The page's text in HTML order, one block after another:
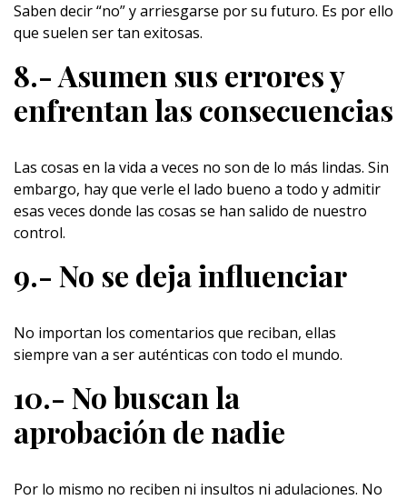
Saben decir “no” y arriesgarse por su futuro. Es por ello
que suelen ser tan exitosas.
8.- Asumen sus errores y
enfrentan las consecuencias
Las cosas en la vida a veces no son de lo más lindas. Sin
embargo, hay que verle el lado bueno a todo y admitir
esas veces donde las cosas se han salido de nuestro
control.
9.- No se deja influenciar
No importan los comentarios que reciban, ellas
siempre van a ser auténticas con todo el mundo.
10.- No buscan la
aprobación de nadie
Por lo mismo no reciben ni insultos ni adulaciones. No